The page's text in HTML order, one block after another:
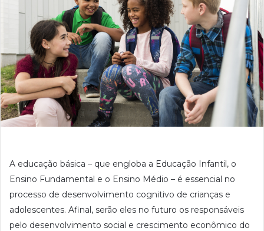
A educação básica – que engloba a Educação Infantil, o
Ensino Fundamental e o Ensino Médio – é essencial no
processo de desenvolvimento cognitivo de crianças e
adolescentes. Afinal, serão eles no futuro os responsáveis
pelo desenvolvimento social e crescimento econômico do